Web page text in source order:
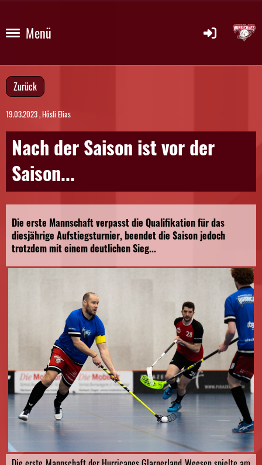
Menü
Zurück
19.03.2023, Hösli Elias
Nach der Saison ist vor der
Saison...
Die erste Mannschaft verpasst die Qualifikation für das
diesjährige Aufstiegsturnier, beendet die Saison jedoch
trotzdem mit einem deutlichen Sieg...